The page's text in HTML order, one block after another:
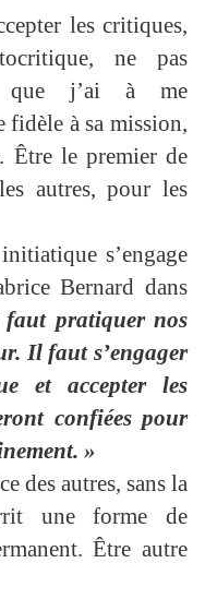
les critiques,
ne pas
que j’ai à me
fidèle à sa mission,
Être le premier de
autres, pour les
s’engage
Bernard dans
pratiquer nos
Il faut s’engager
et accepter les
confiées pour
»
des autres, sans la
une forme de
Être autre